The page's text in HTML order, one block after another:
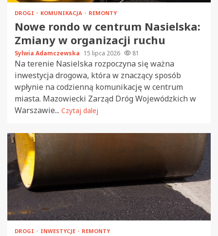
DROGI KOMUNIKACJA REMONTY
Nowe rondo w centrum Nasielska:
Zmiany w organizacji ruchu
Sylwia Adamczewska 15 lipca 2026 81
Na terenie Nasielska rozpoczyna się ważna
inwestycja drogowa, która w znaczący sposób
wpłynie na codzienną komunikację w centrum
miasta. Mazowiecki Zarząd Dróg Wojewódzkich w
Warszawie... Czytaj dalej
DROGI INWESTYCJE REMONTY